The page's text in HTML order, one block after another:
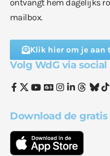
ontvangt hem dagelijks
mailbox.
Klik hier om je aan
Volg WdG via
Download de gratis